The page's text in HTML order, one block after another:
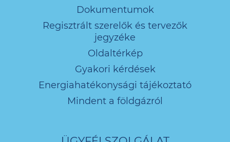
Dokumentumok
Regisztrált szerelők és tervezők
jegyzéke
Oldaltérkép
Gyakori kérdések
Energiahatékonysági tájékoztató
Mindent a földgázról